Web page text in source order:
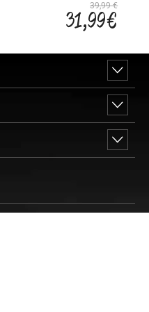
39,99 €
31,99 €